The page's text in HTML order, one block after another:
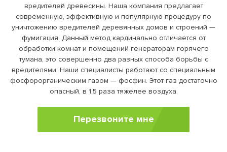
вредителей древесины. Наша компания предлагает
современную, эффективную и популярную процедуру по
уничтожению вредителей деревянных домов и строений —
фумигация. Данный метод кардинально отличается от
обработки комнат и помещений генераторам горячего
тумана, это совершенно два разных способа борьбы с
вредителями. Наши специалисты работают со специальным
фосфорорганическим газом — фосфин. Этот газ достаточно
опасный, в 1,5 раза тяжелее воздуха.
Перезвоните мне